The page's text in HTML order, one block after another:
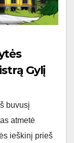
Gylį
buvusį
atmetė
ieškinį prieš